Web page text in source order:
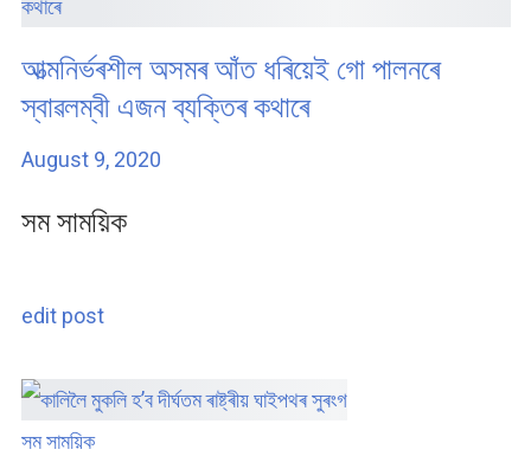
আত্মনিৰ্ভৰশীল অসমৰ আঁত ধৰিয়েই গো পালনৰে
স্বাৱলম্বী এজন ব্যক্তিৰ কথাৰে
August 9, 2020
সম সাময়িক
edit post
সম সাময়িক